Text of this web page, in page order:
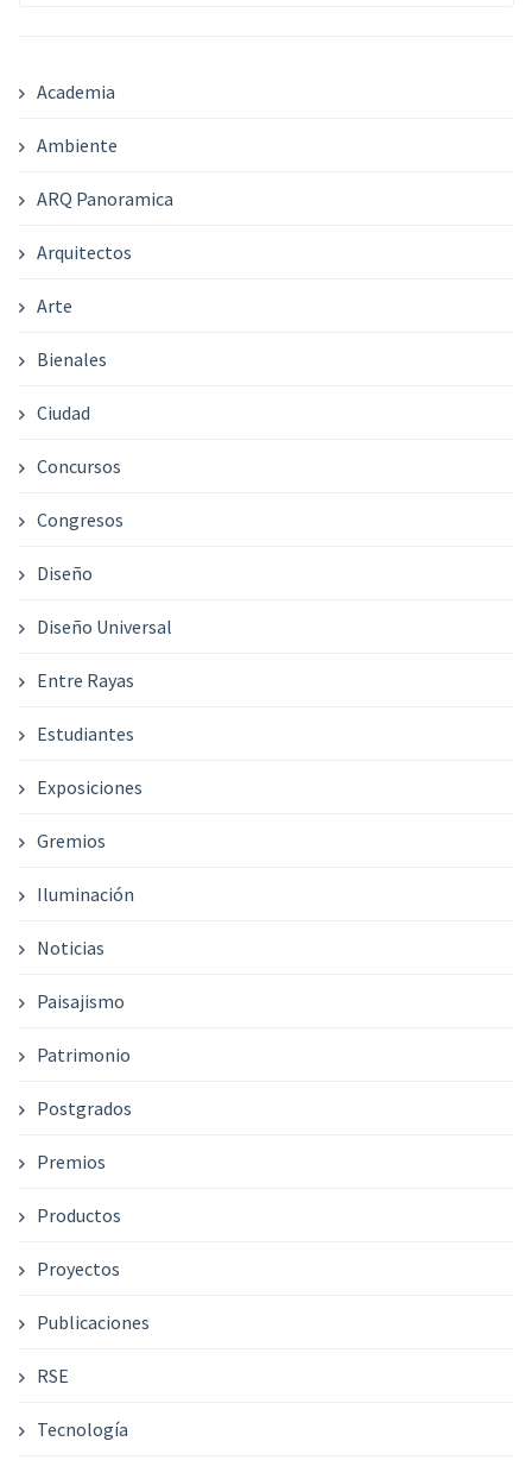
Academia
Ambiente
ARQ Panoramica
Arquitectos
Arte
Bienales
Ciudad
Concursos
Congresos
Diseño
Diseño Universal
Entre Rayas
Estudiantes
Exposiciones
Gremios
Iluminación
Noticias
Paisajismo
Patrimonio
Postgrados
Premios
Productos
Proyectos
Publicaciones
RSE
Tecnología